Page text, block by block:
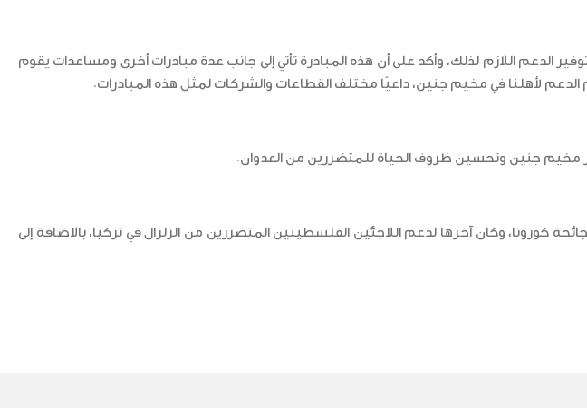
اللازم لذلك، وأكد على أن هذه المبادرة تأتي إلى جانب عدة مبادرات أخرى ومساعدات يقوم
لأهلنا في مخيم جنين، داعيًا مختلف القطاعات والشركات لمثل هذه المبادرات.
مخيم جنين وتحسين ظروف الحياة للمتضررين من العدوان.
كورونا، وكان آخرها لدعم اللاجئين الفلسطينين المتضررين من الزلزال في تركيا، بالاضافة إلى